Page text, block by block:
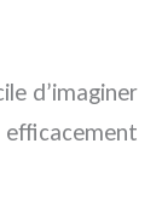
d’imaginer